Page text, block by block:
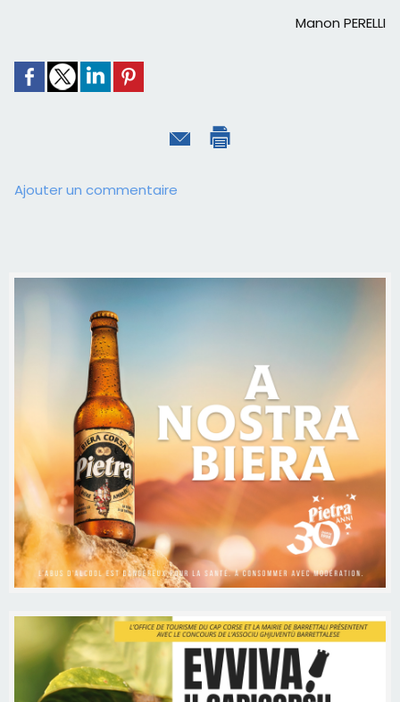
Manon PERELLI
Ajouter un commentaire